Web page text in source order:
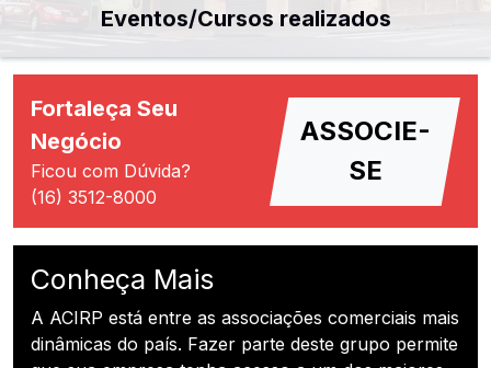
Eventos/Cursos realizados
Fortaleça Seu
Negócio
Ficou com Dúvida?
(16) 3512-8000
ASSOCIE-
SE
Conheça Mais
A ACIRP está entre as associações comerciais mais
dinâmicas do país. Fazer parte deste grupo permite